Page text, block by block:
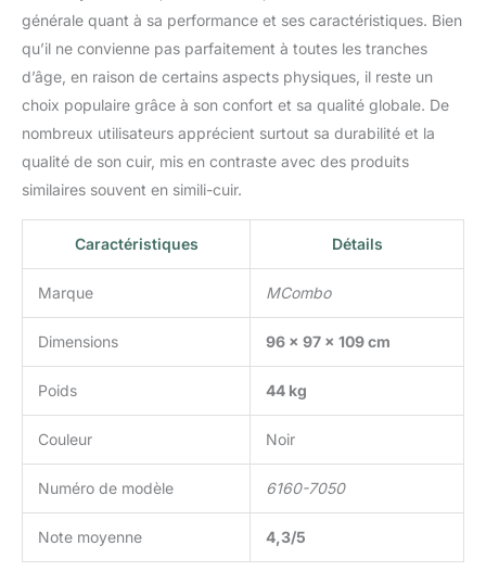
générale quant à sa performance et ses caractéristiques. Bien
qu’il ne convienne pas parfaitement à toutes les tranches
d’âge, en raison de certains aspects physiques, il reste un
choix populaire grâce à son confort et sa qualité globale. De
nombreux utilisateurs apprécient surtout sa durabilité et la
qualité de son cuir, mis en contraste avec des produits
similaires souvent en simili-cuir.
Caractéristiques Détails
Marque MCombo
Dimensions 96 x 97 x 109 cm
Poids 44 kg
Couleur Noir
Numéro de modèle 6160-7050
Note moyenne 4,3/5